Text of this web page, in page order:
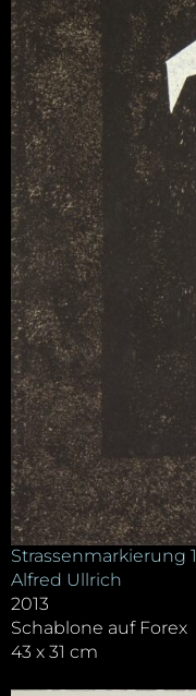
Strassenmarkierung 1
Alfred Ullrich
2013
Schablone auf Forex
43 x 31 cm